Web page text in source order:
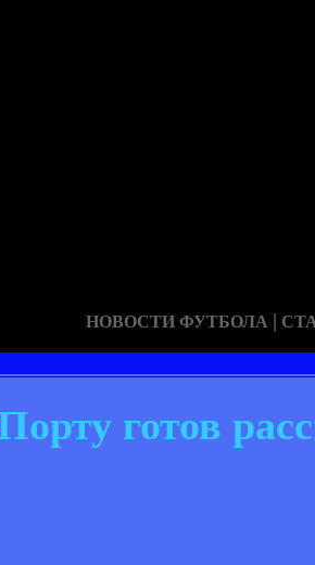
НОВОСТИ ФУТБОЛА |
готов